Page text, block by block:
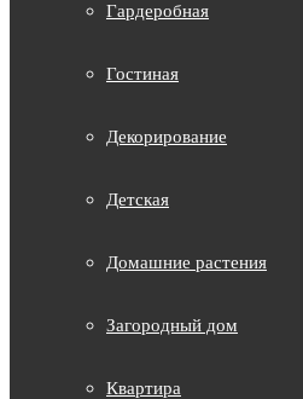
Гардеробная
Гостиная
Декорирование
Детская
Домашние растения
Загородный дом
Квартира